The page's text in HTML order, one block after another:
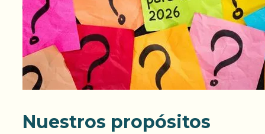
Nuestros propósitos